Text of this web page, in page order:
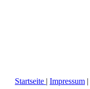
Startseite | Impressum |